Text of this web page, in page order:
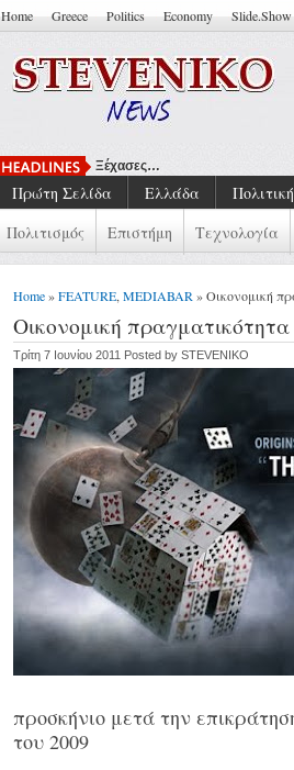
Home Greece Politics Economy Slide.Show
Ξέχασες…
Πρώτη Σελίδα Ελλάδα Πολιτική
Πολιτισμός
Επιστήμη Τεχνολογία
Home»FEATURE MEDIABAR » Οικονομική
Οικονομική
Τρίτη 7 Ιουνίου 2011 Posted by STEVENIKO
προσκήνιο μετά την
του 2009